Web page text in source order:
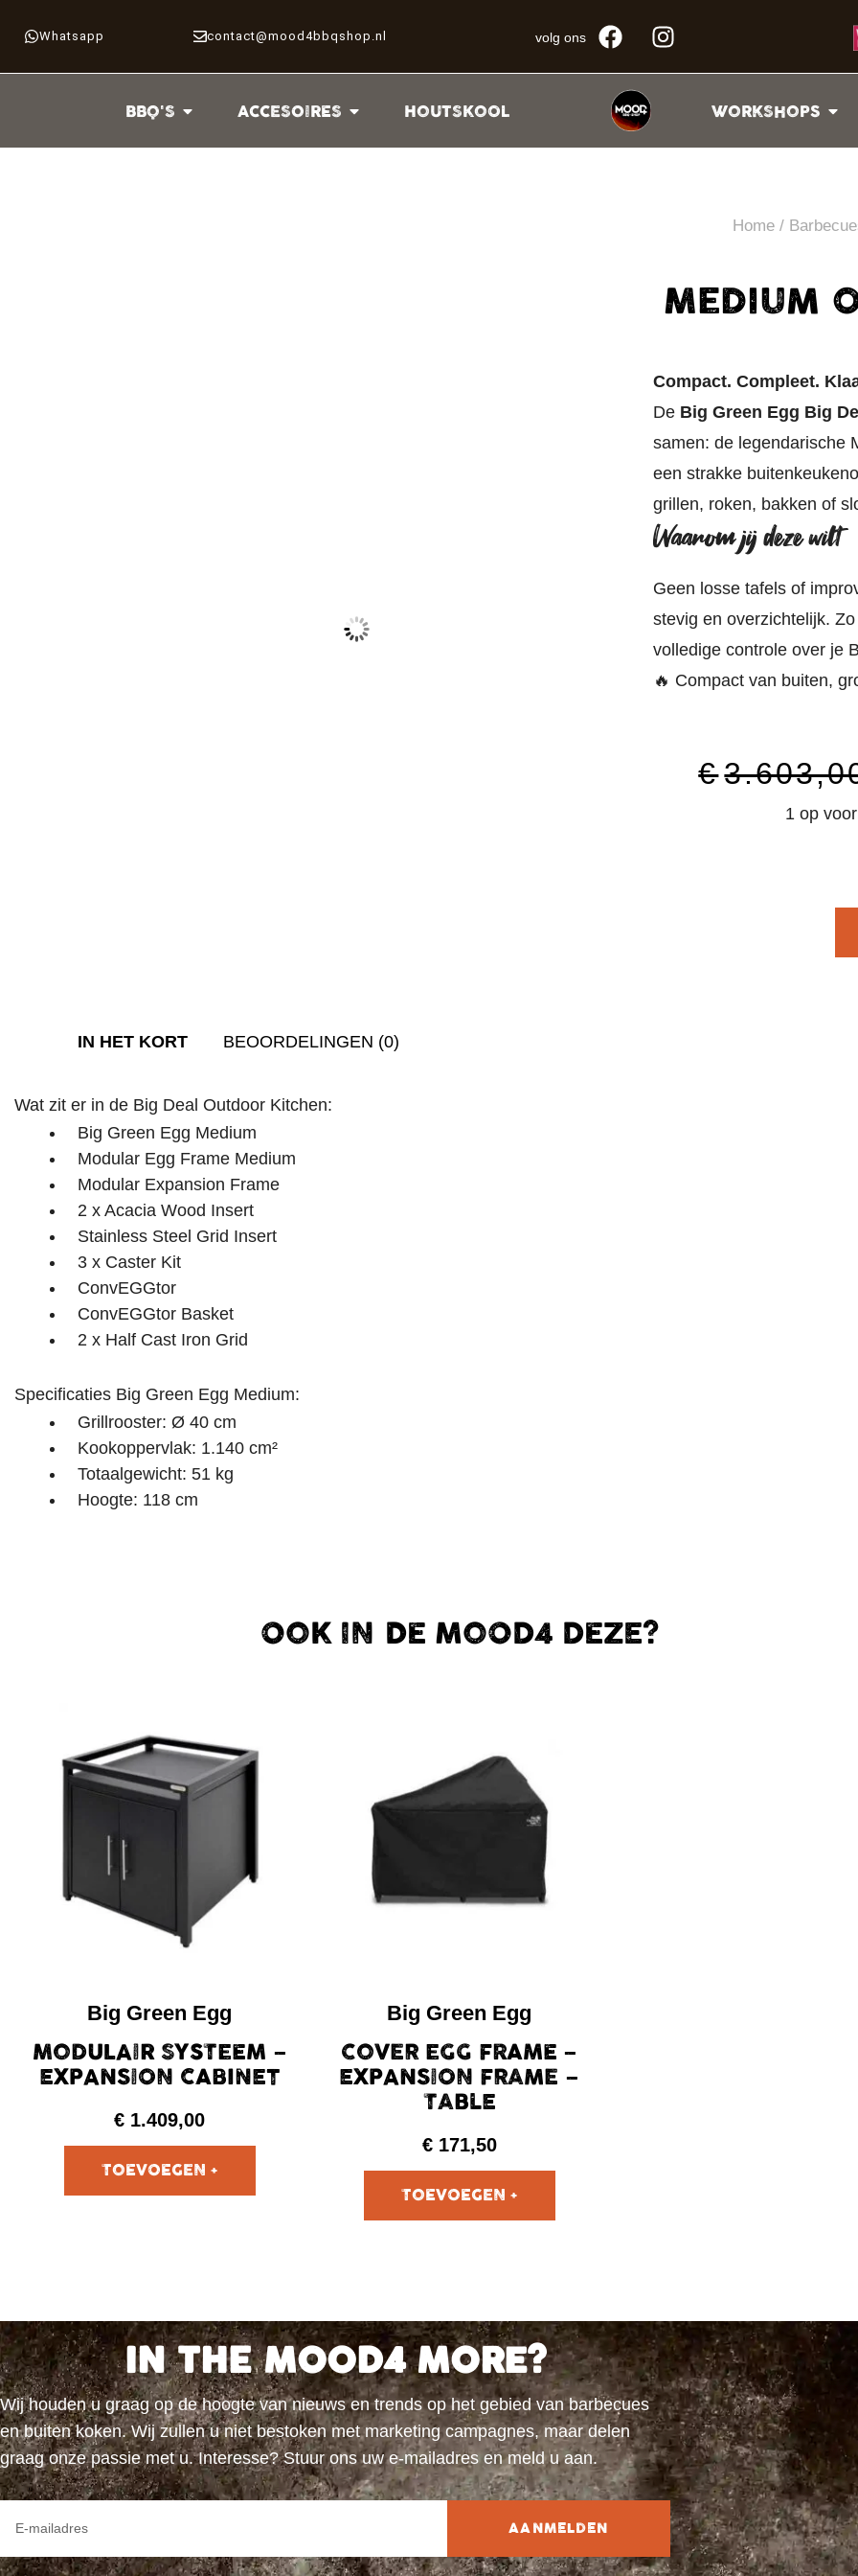
Whatsapp contact@mood4bbqshop.nl volg ons
BBQ'S ACCESOIRES HOUTSKOOL WORKSHOPS
Home/
MEDIUM
Compact. Compleet.
De Big Green Egg Big
samen: de legendarische
een strakke
grillen, roken, bakken of
Waarom jij deze wilt
Geen losse tafels of
stevig en overzichtelijk.
volledige controle over je
🔥 Compact van buiten,
€
1 op
IN HET KORT BEOORDELINGEN (0)
Wat zit er in de Big Deal Outdoor Kitchen:
Big Green Egg Medium
Modular Egg Frame Medium
Modular Expansion Frame
2 x Acacia Wood Insert
Stainless Steel Grid Insert
3 x Caster Kit
ConvEGGtor
ConvEGGtor Basket
2 x Half Cast Iron Grid
Specificaties Big Green Egg Medium:
Grillrooster: Ø 40 cm
Kookoppervlak: 1.140 cm²
Totaalgewicht: 51 kg
Hoogte: 118 cm
OOK IN DE MOOD4 DEZE?
Big Green Egg
MODULAIR SYSTEEM –
EXPANSION CABINET
€ 1.409,00
Big Green Egg
COVER EGG FRAME –
EXPANSION FRAME –
TABLE
€ 171,50
IN THE MOOD4 MORE?
Wij houden u graag op de hoogte van nieuws en trends op het gebied van barbecues
en buiten koken. Wij zullen u niet bestoken met marketing campagnes, maar delen
graag onze passie met u. Interesse? Stuur ons uw e-mailadres en meld u aan.
AANMELDEN